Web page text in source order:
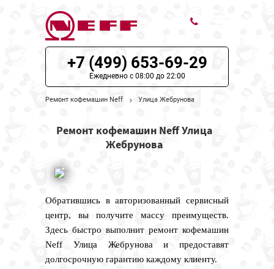
ЦЕНЫ НА РЕМОНТ
НАШИ КОНТАКТЫ
+7 (499) 653-69-29
Ежедневно с 08:00 до 22:00
Ремонт кофемашин Neff Улица Жебрунова
Ремонт кофемашин Neff Улица
Жебрунова
Обратившись в авторизованный сервисный
центр, вы получите массу преимуществ.
Здесь быстро выполнит ремонт кофемашин
Neff Улица Жебрунова и предоставят
долгосрочную гарантию каждому клиенту.